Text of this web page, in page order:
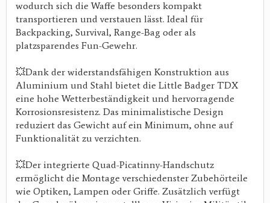
wodurch sich die Waffe besonders kompakt
transportieren und verstauen lässt. Ideal für
Backpacking, Survival, Range-Bag oder als
platzsparendes Fun-Gewehr.
💥Dank der widerstandsfähigen Konstruktion aus
Aluminium und Stahl bietet die Little Badger TDX
eine hohe Wetterbeständigkeit und hervorragende
Korrosionsresistenz. Das minimalistische Design
reduziert das Gewicht auf ein Minimum, ohne auf
Funktionalität zu verzichten.
💥Der integrierte Quad-Picatinny-Handschutz
ermöglicht die Montage verschiedenster Zubehörteile
wie Optiken, Lampen oder Griffe. Zusätzlich verfügt